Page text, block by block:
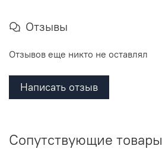
Отзывы
Отзывов еще никто не оставлял
Написать отзыв
Сопутствующие товары